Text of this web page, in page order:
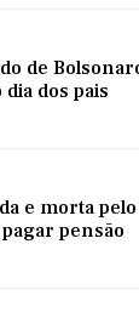
de
dos pais
e morta pelo
pensão